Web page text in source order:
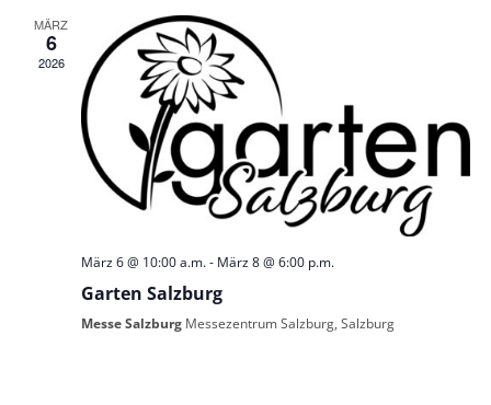
MÄRZ
6
2026
März 6 @ 10:00 a.m.- März 8 @ 6:00 p.m.
Garten Salzburg
Messe Salzburg Messezentrum Salzburg, Salzburg